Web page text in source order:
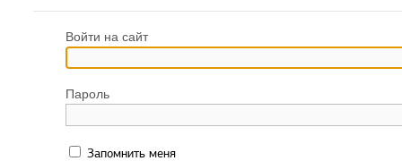
Войти на сайт
Пароль
Запомнить меня